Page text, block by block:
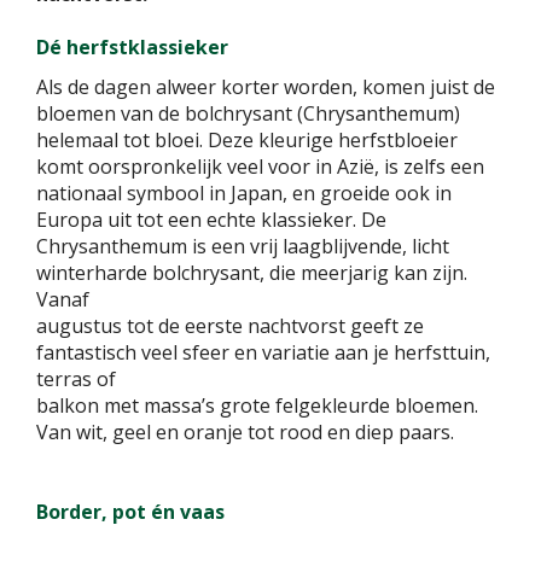
Dé herfstklassieker
Als de dagen alweer korter worden, komen juist de
bloemen van de bolchrysant (Chrysanthemum)
helemaal tot bloei. Deze kleurige herfstbloeier
komt oorspronkelijk veel voor in Azië, is zelfs een
nationaal symbool in Japan, en groeide ook in
Europa uit tot een echte klassieker. De
Chrysanthemum is een vrij laagblijvende, licht
winterharde bolchrysant, die meerjarig kan zijn.
Vanaf
augustus tot de eerste nachtvorst geeft ze
fantastisch veel sfeer en variatie aan je herfsttuin,
terras of
balkon met massa’s grote felgekleurde bloemen.
Van wit, geel en oranje tot rood en diep paars.
Border, pot én vaas